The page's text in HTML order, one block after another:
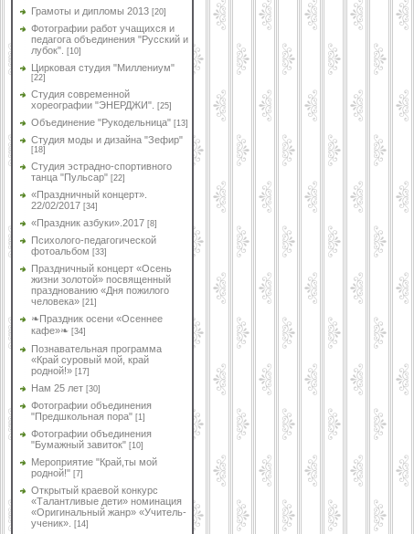
Грамоты и дипломы 2013 [20]
Фотографии работ учащихся и
педагога объединения "Русский и
лубок".
[10]
Цирковая студия "Миллениум"
[22]
Студия современной
хореографии "ЭНЕРДЖИ".
[25]
Объединение "Рукодельница" [13]
Студия моды и дизайна "Зефир"
[18]
Студия эстрадно-спортивного
танца "Пульсар" [22]
«Праздничный концерт».
22/02/2017 [34]
«Праздник азбуки».2017 [8]
Психолого-педагогической
фотоальбом [33]
Праздничный концерт «Осень
жизни золотой» посвященный
празднованию «Дня пожилого
человека» [21]
❧Праздник осени «Осеннее
кафе»❧ [34]
Познавательная программа
«Край суровый мой, край
родной!» [17]
Нам 25 лет [30]
Фотографии объединения
"Предшкольная пора" [1]
Фотографии объединения
"Бумажный завиток" [10]
Мероприятие "Край,ты мой
родной!" [7]
Открытый краевой конкурс
«Талантливые дети» номинация
«Оригинальный жанр» «Учитель-
ученик».
[14]